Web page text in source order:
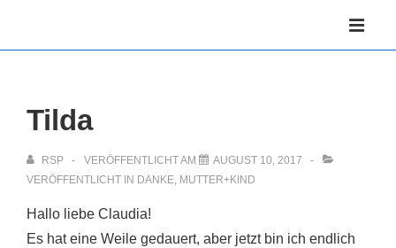
Tilda
RSP VERÖFFENTLICHT AM
AUGUST 10, 2017
VERÖFFENTLICHT IN DANKE, MUTTER+KIND
Hallo liebe Claudia!
Es hat eine Weile gedauert, aber jetzt bin ich endlich